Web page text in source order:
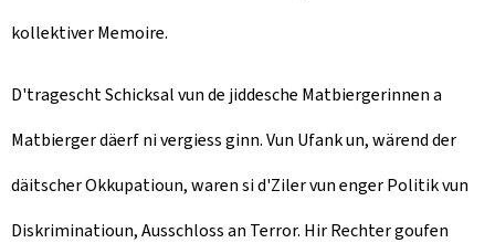
kollektiver Memoire.
D'tragescht Schicksal vun de jiddesche Matbiergerinnen a
Matbierger däerf ni vergiess ginn. Vun Ufank un, wärend der
däitscher Okkupatioun, waren si d'Ziler vun enger Politik vun
Diskriminatioun, Ausschloss an Terror. Hir Rechter goufen